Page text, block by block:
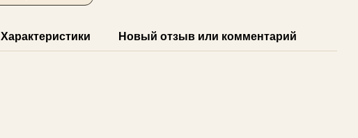
Характеристики Новый отзыв или комментарий